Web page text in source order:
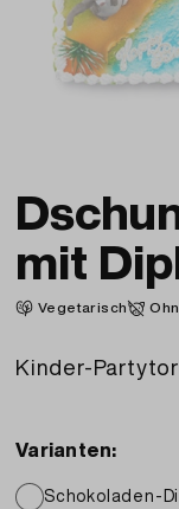
mit
Vegetarisch
Kinder-
Varianten:
Schokoladen-